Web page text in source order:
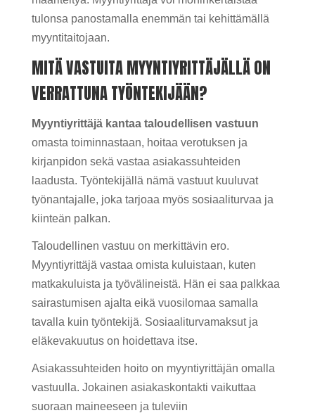
tulonsa panostamalla enemmän tai kehittämällä
myyntitaitojaan.
MITÄ VASTUITA MYYNTIYRITTÄJÄLLÄ ON
VERRATTUNA TYÖNTEKIJÄÄN?
Myyntiyrittäjä kantaa taloudellisen vastuun
omasta toiminnastaan, hoitaa verotuksen ja
kirjanpidon sekä vastaa asiakassuhteiden
laadusta. Työntekijällä nämä vastuut kuuluvat
työnantajalle, joka tarjoaa myös sosiaaliturvaa ja
kiinteän palkan.
Taloudellinen vastuu on merkittävin ero.
Myyntiyrittäjä vastaa omista kuluistaan, kuten
matkakuluista ja työvälineistä. Hän ei saa palkkaa
sairastumisen ajalta eikä vuosilomaa samalla
tavalla kuin työntekijä. Sosiaaliturvamaksut ja
eläkevakuutus on hoidettava itse.
Asiakassuhteiden hoito on myyntiyrittäjän omalla
vastuulla. Jokainen asiakaskontakti vaikuttaa
suoraan maineeseen ja tuleviin